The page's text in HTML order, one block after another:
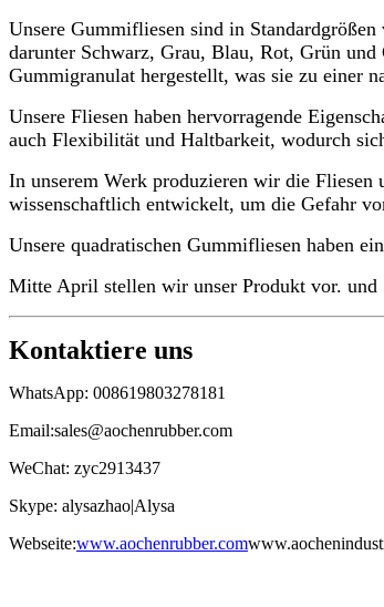
Unsere Gummifliesen sind in
darunter Schwarz, Grau, Blau, Rot, Grün
Gummigranulat hergestellt, was sie zu einer
Unsere Fliesen haben hervorragende
auch Flexibilität und Haltbarkeit, wodurch
In unserem Werk produzieren wir die
wissenschaftlich entwickelt, um die Gefahr
Unsere quadratischen Gummifliesen haben
Mitte April stellen wir unser Produkt vor. und
Kontaktiere uns
WhatsApp: 008619803278181
Email:sales@aochenrubber.com
WeChat: zyc2913437
Skype: alysazhao|Alysa
Webseite:www.aochenrubber.com